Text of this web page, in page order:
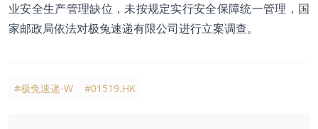
业安全生产管理缺位，未按规定实行安全保障统一管理，国
家邮政局依法对极兔速递有限公司进行立案调查。
#极兔速递-W #01519.HK